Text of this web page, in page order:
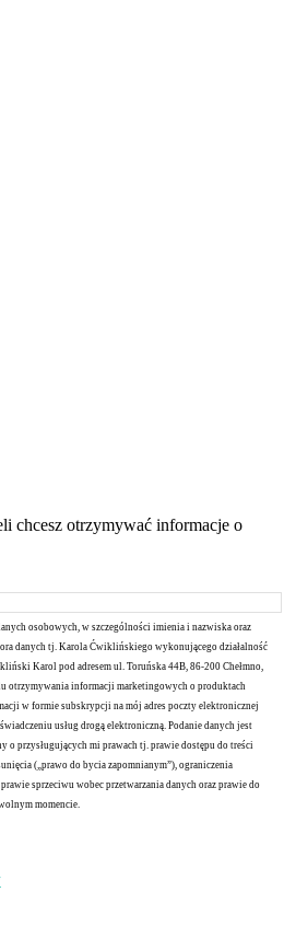
chcesz otrzymywać informacje o
osobowych, w szczególności imienia i nazwiska oraz
danych tj. Karola Ćwiklińskiego wykonującego działalność
Karol pod adresem ul. Toruńska 44B, 86-200 Chełmno,
otrzymywania informacji marketingowych o produktach
w formie subskrypcji na mój adres poczty elektronicznej
usług drogą elektroniczną. Podanie danych jest
o przysługujących mi prawach tj. prawie dostępu do treści
(„prawo do bycia zapomnianym”), ograniczenia
sprzeciwu wobec przetwarzania danych oraz prawie do
momencie.